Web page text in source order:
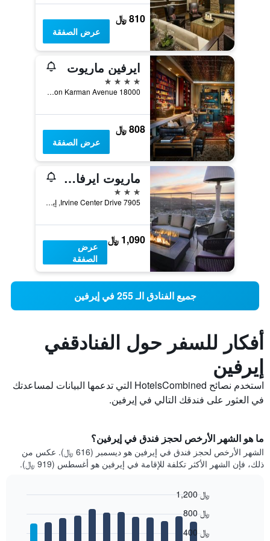
810 ﷼
عرض الصفقة
ايرفين ماريوت
4 نجوم
18000 Von Karman Avenue, إيرفين, CA, الولايات المتحدة الأميريكية
808 ﷼
عرض الصفقة
ماريوت ايرفاين سبيكتروم
3 نجوم
7905 Irvine Center Drive, إيرفين, CA, الولايات المتحدة الأميريكية
1,090 ﷼
عرض
الصفقة
جميع الفنادق الـ 255 في إيرفين
أفكار للسفر حول الفنادقفي
إيرفين
استخدم نصائح HotelsCombined التي تدعمها البيانات لمساعدتك
في العثور على فندقك التالي في إيرفين.
ما هو الشهر الأرخص لحجز فندق في إيرفين؟
الشهر الأرخص لحجز فندق في إيرفين هو ديسمبر (616 ﷼). عكس من
ذلك، فإن الشهر الأكثر تكلفة للإقامة في إيرفين هو أغسطس (919 ﷼).
400 ﷼
800 ﷼
1,200 ﷼